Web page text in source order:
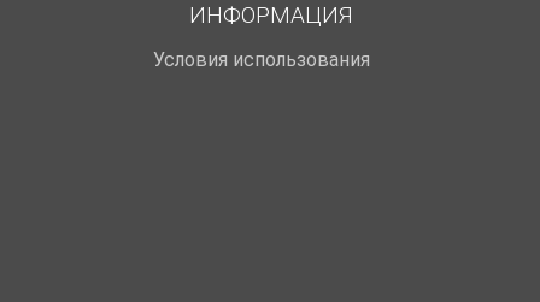
ИНФОРМАЦИЯ
Условия использования